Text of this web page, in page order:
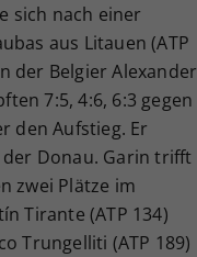
sich nach einer
aus Litauen (ATP
der Belgier Alexander
7:5, 4:6, 6:3 gegen
den Aufstieg. Er
Donau. Garin trifft
zwei Plätze im
Tirante (ATP 134)
Trungelliti (ATP 189)